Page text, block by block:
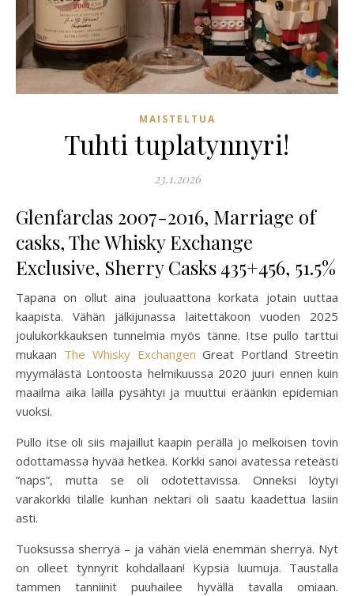
MAISTELTUA
Tuhti tuplatynnyri!
23.1.2026
Glenfarclas 2007-2016, Marriage of
casks, The Whisky Exchange
Exclusive, Sherry Casks 435+456, 51.5%
Tapana on ollut aina jouluaattona korkata jotain uuttaa
kaapista. Vähän jälkijunassa laitettakoon vuoden 2025
joulukorkkauksen tunnelmia myös tänne. Itse pullo tarttui
mukaan The Whisky Exchangen Great Portland Streetin
myymälästä Lontoosta helmikuussa 2020 juuri ennen kuin
maailma aika lailla pysähtyi ja muuttui eräänkin epidemian
vuoksi.
Pullo itse oli siis majaillut kaapin perällä jo melkoisen tovin
odottamassa hyvää hetkeä. Korkki sanoi avatessa reteästi
”naps”, mutta se oli odotettavissa. Onneksi löytyi
varakorkki tilalle kunhan nektari oli saatu kaadettua lasiin
asti.
Tuoksussa sherryä – ja vähän vielä enemmän sherryä. Nyt
on olleet tynnyrit kohdallaan! Kypsiä luumuja. Taustalla
tammen tanniinit puuhailee hyvällä tavalla omiaan.